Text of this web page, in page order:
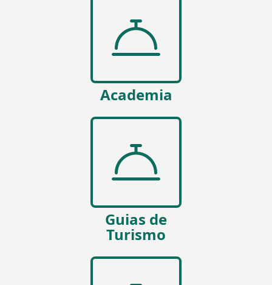
Academia
Guias de
Turismo